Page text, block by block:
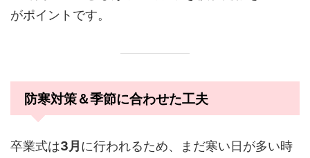
がポイントです。
防寒対策＆季節に合わせた工夫
卒業式は3月に行われるため、まだ寒い日が多い時